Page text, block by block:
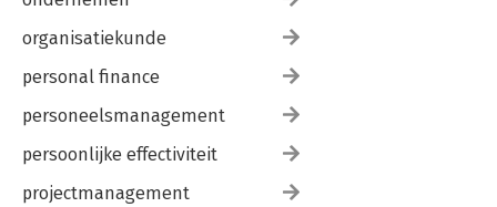
organisatiekunde
personal finance
personeelsmanagement
persoonlijke effectiviteit
projectmanagement